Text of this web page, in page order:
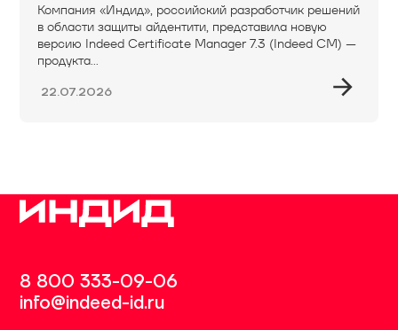
Компания «Индид», российский разработчик решений
в области защиты айдентити, представила новую
версию Indeed Certificate Manager 7.3 (Indeed CM) —
продукта...
22.07.2026
8 800 333-09-06
info@indeed-id.ru